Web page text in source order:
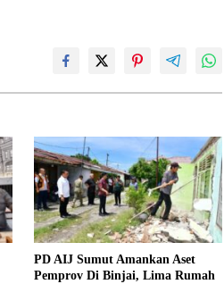
PD AIJ Sumut Amankan Aset
Pemprov Di Binjai, Lima Rumah